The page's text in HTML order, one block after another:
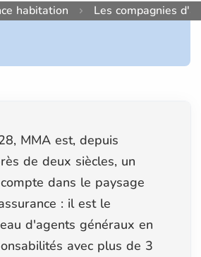
habitation Les compagnies
MMA est, depuis
de deux siècles, un
dans le paysage
: il est le
d'agents généraux en
avec plus de 3